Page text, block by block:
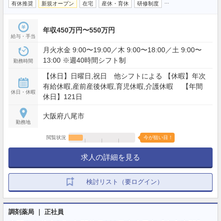
有休推奨
新規オープン 在宅 産休・育休 研修制度
給与・手当
年収450万円〜550万円
勤務時間
月火水金 9:00〜19:00／木 9:00〜18:00／土 9:00〜
13:00 ※週40時間シフト制
休日・休暇
【休日】日曜日,祝日 他シフトによる 【休暇】年次
有給休暇,産前産後休暇,育児休暇,介護休暇 【年間
休日】121日
勤務地
大阪府八尾市
閲覧状況 今が狙い目！
求人の詳細を見る
検討リスト（要ログイン）
調剤薬局 ｜ 正社員